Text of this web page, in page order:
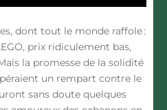
dont tout le monde raffole :
prix ridiculement bas,
la promesse de la solidité
un rempart contre le
sans doute quelques